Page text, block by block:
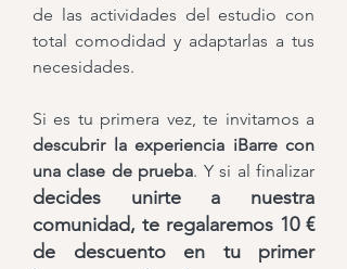
de las actividades del estudio con
total comodidad y adaptarlas a tus
necesidades.
Si es tu primera vez, te invitamos a
descubrir la experiencia iBarre con
una clase de prueba. Y si al finalizar
decides unirte a nuestra
comunidad, te regalaremos 10 €
de descuento en tu primer